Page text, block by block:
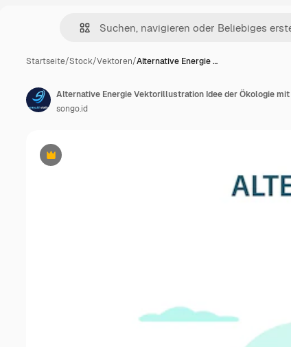
Startseite/Stock/Vektoren/Alternative Energie …
Premium
songo.id